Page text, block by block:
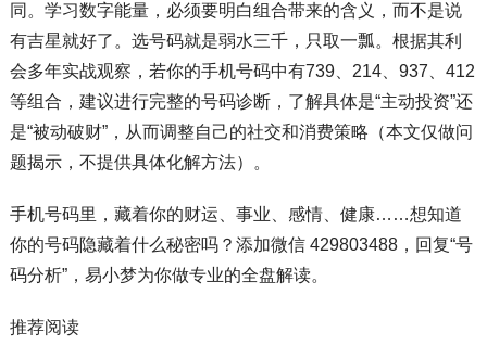
同。学习数字能量，必须要明白组合带来的含义，而不是说
有吉星就好了。选号码就是弱水三千，只取一瓢。根据其利
会多年实战观察，若你的手机号码中有739、214、937、412
等组合，建议进行完整的号码诊断，了解具体是“主动投资”还
是“被动破财”，从而调整自己的社交和消费策略（本文仅做问
题揭示，不提供具体化解方法）。
手机号码里，藏着你的财运、事业、感情、健康……想知道
你的号码隐藏着什么秘密吗？添加微信 429803488，回复“号
码分析”，易小梦为你做专业的全盘解读。
推荐阅读